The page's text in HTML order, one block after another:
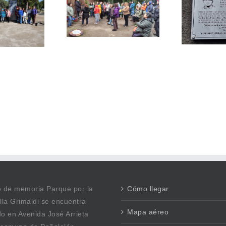
VISITA
GRIMALDI EN
RECORRIDO
POR
VILLA GRIMALDI
ABRAZA LA MEMORIA
Y LA HISTORIA
SIEMBRE PRESENTE
de memoria Parque por la
Grimaldi se encuentra
en Avenida José Arrieta
Cómo llegar
Mapa aéreo